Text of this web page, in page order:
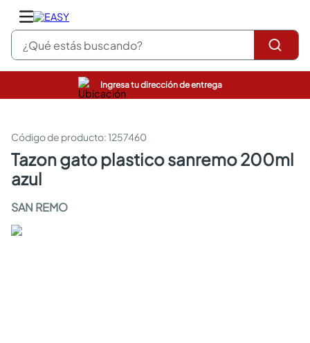
¿Qué estás buscando?
Ingresa tu dirección de entrega
:1257460
tazon gato plastico sanremo 200ml
azul
SAN REMO
pinturas
sanitarios
comedor
escritorio
armarios closet
comedores